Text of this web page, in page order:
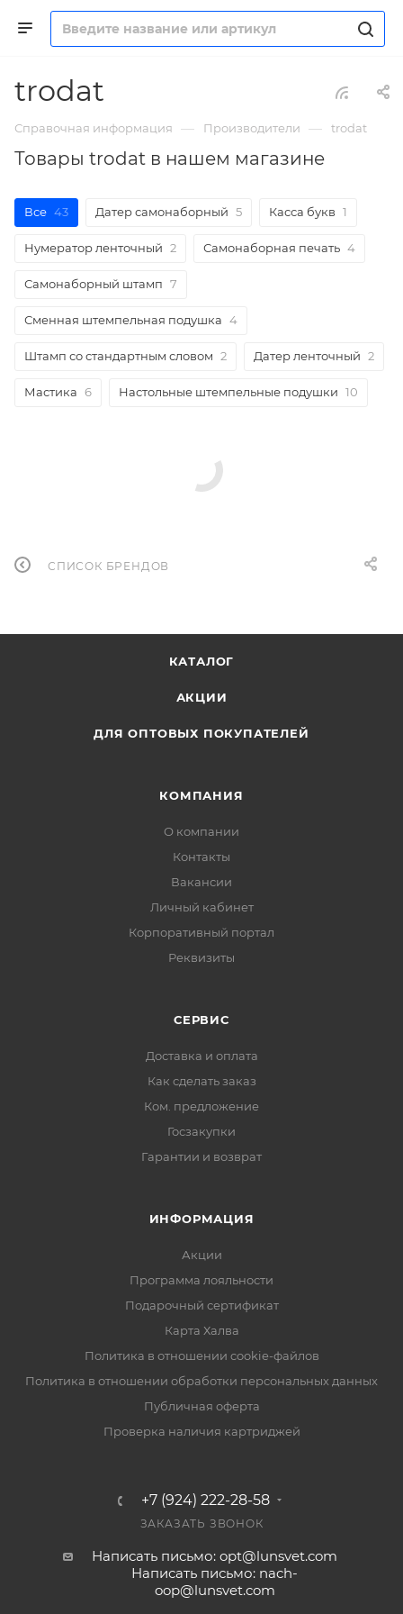
trodat
Справочная информация — Производители — trodat
Товары trodat в нашем магазине
Все 43 Датер самонаборный 5 Касса букв 1
Нумератор ленточный 2 Самонаборная печать 4
Самонаборный штамп 7
Сменная штемпельная подушка 4
Штамп со стандартным словом 2 Датер ленточный 2
Мастика 6 Настольные штемпельные подушки 10
СПИСОК БРЕНДОВ
КАТАЛОГ
АКЦИИ
ДЛЯ ОПТОВЫХ ПОКУПАТЕЛЕЙ
КОМПАНИЯ
О компании
Контакты
Вакансии
Личный кабинет
Корпоративный портал
Реквизиты
СЕРВИС
Доставка и оплата
Как сделать заказ
Ком. предложение
Госзакупки
Гарантии и возврат
ИНФОРМАЦИЯ
Акции
Программа лояльности
Подарочный сертификат
Карта Халва
Политика в отношении cookie-файлов
Политика в отношении обработки персональных данных
Публичная оферта
Проверка наличия картриджей
+7 (924) 222-28-58
ЗАКАЗАТЬ ЗВОНОК
Написать письмо: opt@lunsvet.com
Написать письмо: nach-
oop@lunsvet.com